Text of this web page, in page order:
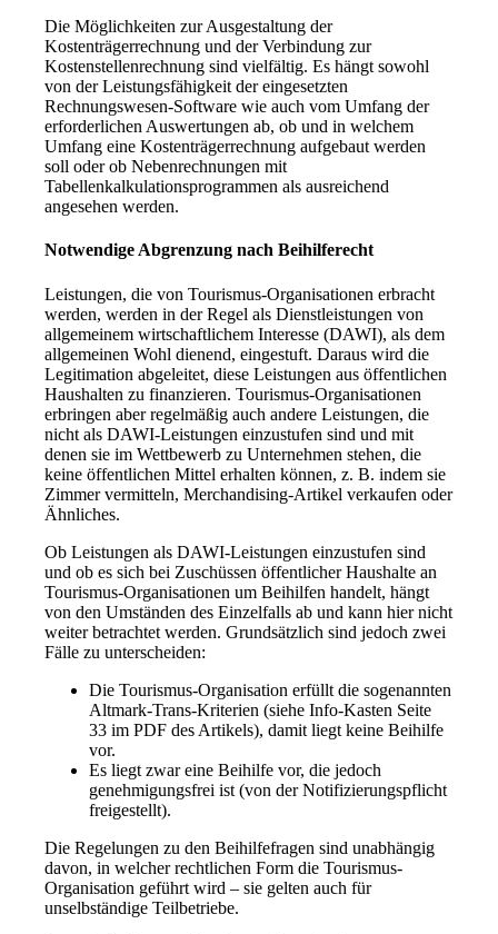
Die Möglichkeiten zur Ausgestaltung der
Kostenträgerrechnung und der Verbindung zur
Kostenstellenrechnung sind vielfältig. Es hängt sowohl
von der Leistungsfähigkeit der eingesetzten
Rechnungswesen-Software wie auch vom Umfang der
erforderlichen Auswertungen ab, ob und in welchem
Umfang eine Kostenträgerrechnung aufgebaut werden
soll oder ob Nebenrechnungen mit
Tabellenkalkulationsprogrammen als ausreichend
angesehen werden.
Notwendige Abgrenzung nach Beihilferecht
Leistungen, die von Tourismus-Organisationen erbracht
werden, werden in der Regel als Dienstleistungen von
allgemeinem wirtschaftlichem Interesse (DAWI), als dem
allgemeinen Wohl dienend, eingestuft. Daraus wird die
Legitimation abgeleitet, diese Leistungen aus öffentlichen
Haushalten zu finanzieren. Tourismus-Organisationen
erbringen aber regelmäßig auch andere Leistungen, die
nicht als DAWI-Leistungen einzustufen sind und mit
denen sie im Wettbewerb zu Unternehmen stehen, die
keine öffentlichen Mittel erhalten können, z. B. indem sie
Zimmer vermitteln, Merchandising-Artikel verkaufen oder
Ähnliches.
Ob Leistungen als DAWI-Leistungen einzustufen sind
und ob es sich bei Zuschüssen öffentlicher Haushalte an
Tourismus-Organisationen um Beihilfen handelt, hängt
von den Umständen des Einzelfalls ab und kann hier nicht
weiter betrachtet werden. Grundsätzlich sind jedoch zwei
Fälle zu unterscheiden:
Die Tourismus-Organisation erfüllt die sogenannten
Altmark-Trans-Kriterien (siehe Info-Kasten Seite
33 im PDF des Artikels), damit liegt keine Beihilfe
vor.
Es liegt zwar eine Beihilfe vor, die jedoch
genehmigungsfrei ist (von der Notifizierungspflicht
freigestellt).
Die Regelungen zu den Beihilfefragen sind unabhängig
davon, in welcher rechtlichen Form die Tourismus-
Organisation geführt wird – sie gelten auch für
unselbständige Teilbetriebe.